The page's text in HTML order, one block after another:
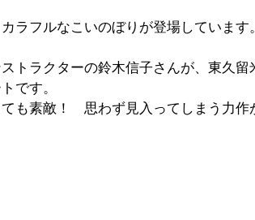
ラフルなこいのぼりが登場しています。
トラクターの鈴木信子さんが、東久
です。
も素敵！　思わず見入ってしまう力作